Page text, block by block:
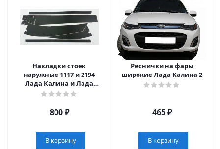
Накладки стоек
наружные 1117 и 2194
Лада Калина и Лада
Калина 2
800₽
В корзину
Реснички на фары
широкие Лада Калина 2
465₽
В корзину